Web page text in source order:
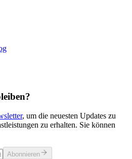
, um die neuesten Updates zu
zu erhalten. Sie können
Abonnieren